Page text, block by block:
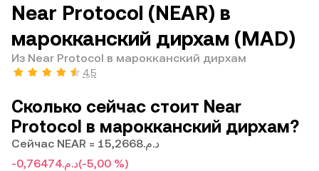
Near Protocol (NEAR) в
марокканский дирхам (MAD)
Из Near Protocol в марокканский дирхам
4,5
Сколько сейчас стоит Near
Protocol в марокканский дирхам?
Сейчас NEAR = د.م.15,2668
-د.م.0,76474(-5,00 %)